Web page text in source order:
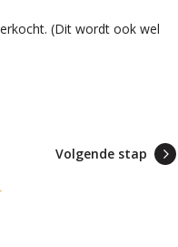
(Dit wordt ook wel
Volgende stap